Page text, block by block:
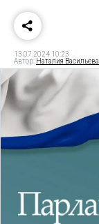
13.07.2024 10:23
Автор: Наталия Васильева